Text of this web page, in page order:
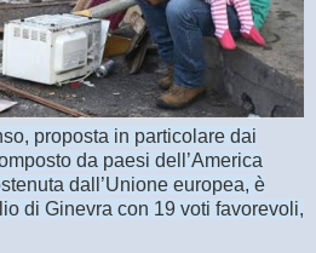
proposta in particolare dai
da paesi dell’America
dall’Unione europea, è
di Ginevra con 19 voti favorevoli,